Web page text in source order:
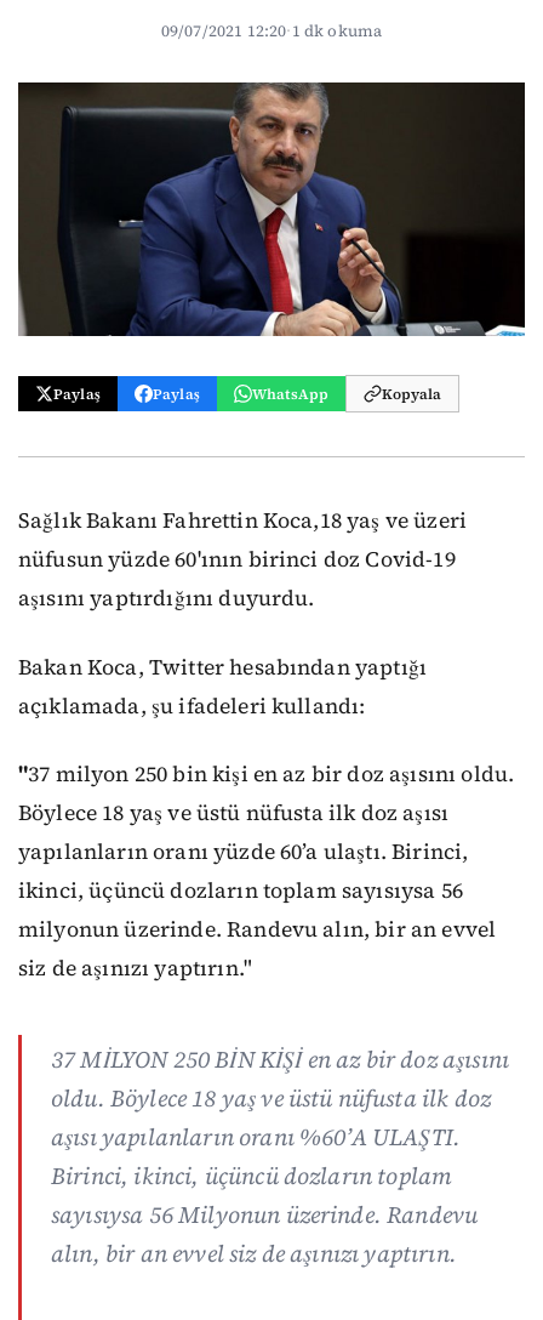
09/07/2021 12:20·1 dk okuma
Paylaş Paylaş WhatsApp Kopyala
Sağlık Bakanı Fahrettin Koca,18 yaş ve üzeri
nüfusun yüzde 60'ının birinci doz Covid-19
aşısını yaptırdığını duyurdu.
Bakan Koca, Twitter hesabından yaptığı
açıklamada, şu ifadeleri kullandı:
"37 milyon 250 bin kişi en az bir doz aşısını oldu.
Böylece 18 yaş ve üstü nüfusta ilk doz aşısı
yapılanların oranı yüzde 60’a ulaştı. Birinci,
ikinci, üçüncü dozların toplam sayısıysa 56
milyonun üzerinde. Randevu alın, bir an evvel
siz de aşınızı yaptırın."
37 MİLYON 250 BİN KİŞİ en az bir doz aşısını
oldu. Böylece 18 yaş ve üstü nüfusta ilk doz
aşısı yapılanların oranı %60’A ULAŞTI.
Birinci, ikinci, üçüncü dozların toplam
sayısıysa 56 Milyonun üzerinde. Randevu
alın, bir an evvel siz de aşınızı yaptırın.